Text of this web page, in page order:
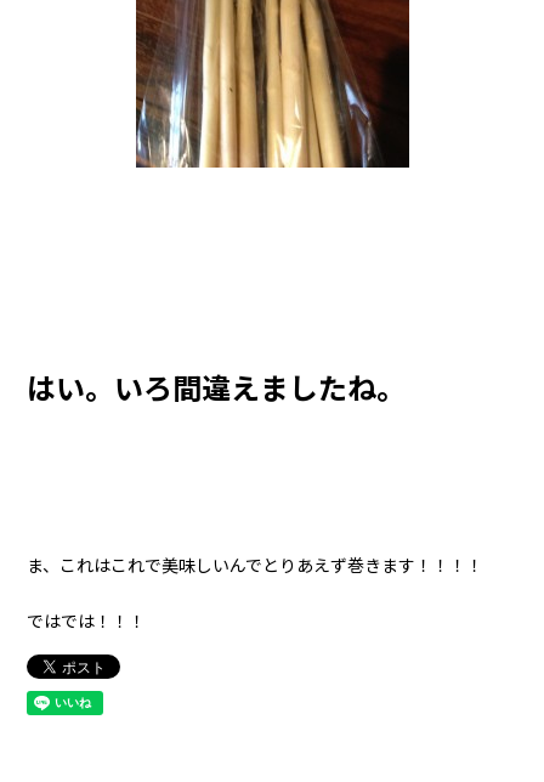
はい。いろ間違えましたね。
ま、これはこれで美味しいんでとりあえず巻きます！！！！
ではでは！！！